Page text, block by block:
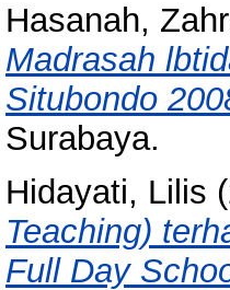
Hasanah,
Madrasah
Situbondo
Surabaya.
Hidayati, Lilis
Teaching)
Full Day